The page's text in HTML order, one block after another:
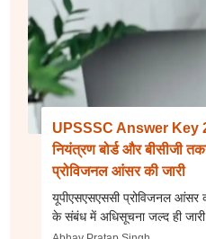
UPSSSC Answer Key
नियंत्रण बोर्ड और बीसीजी
प्रोविजनल आंसर की जारी
यूपीएसएसएससी प्रोविजनल आंसर
के संबंध में अधिसूचना जल्द ही जारी